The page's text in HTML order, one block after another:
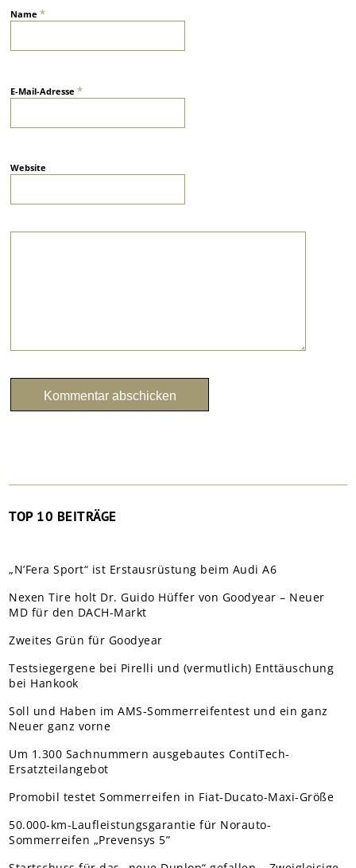
Name*
E-Mail-Adresse*
Website
TOP 10 BEITRÄGE
„N’Fera Sport“ ist Erstausrüstung beim Audi A6
Nexen Tire holt Dr. Guido Hüffer von Goodyear – Neuer
MD für den DACH-Markt
Zweites Grün für Goodyear
Testsiegergene bei Pirelli und (vermutlich) Enttäuschung
bei Hankook
Soll und Haben im AMS-Sommerreifentest und ein ganz
Neuer ganz vorne
Um 1.300 Sachnummern ausgebautes ContiTech-
Ersatzteilangebot
Promobil testet Sommerreifen in Fiat-Ducato-Maxi-Größe
50.000-km-Laufleistungsgarantie für Norauto-
Sommerreifen „Prevensys 5”